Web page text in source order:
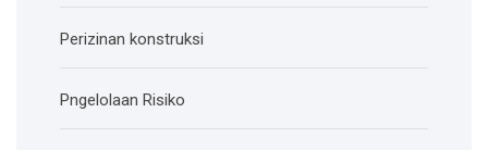
Perizinan konstruksi
Pngelolaan Risiko